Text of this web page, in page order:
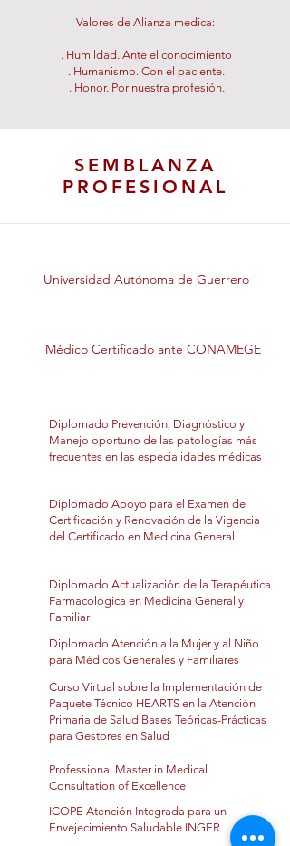
Valores de Alianza medica:
. Humildad. Ante el conocimiento
. Humanismo. Con el paciente.
. Honor. Por nuestra profesión.
SEMBLANZA
PROFESIONAL
Universidad Autónoma de Guerrero
Médico Certificado ante CONAMEGE
Diplomado Prevención, Diagnóstico y
Manejo oportuno de las patologías más
frecuentes en las especialidades médicas
Diplomado Apoyo para el Examen de
Certificación y Renovación de la Vigencia
del Certificado en Medicina General
Diplomado Actualización de la Terapéutica
Farmacológica en Medicina General y
Familiar
Diplomado Atención a la Mujer y al Niño
para Médicos Generales y Familiares
Curso Virtual sobre la Implementación de
Paquete Técnico HEARTS en la Atención
Primaria de Salud Bases Teóricas-Prácticas
para Gestores en Salud
Professional Master in Medical
Consultation of Excellence
ICOPE Atención Integrada para un
Envejecimiento Saludable INGER